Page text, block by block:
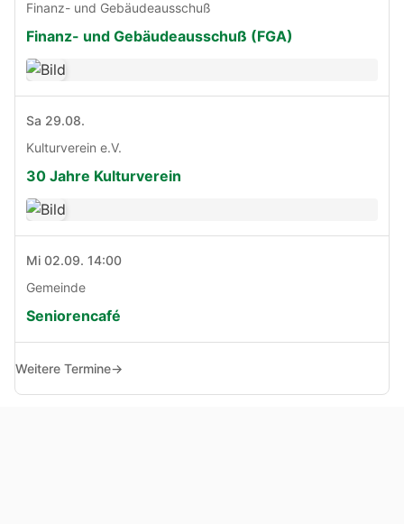
Finanz- und Gebäudeausschuß
Finanz- und Gebäudeausschuß (FGA)
Sa 29.08.
Kulturverein e.V.
30 Jahre Kulturverein
Mi 02.09. 14:00
Gemeinde
Seniorencafé
Weitere Termine→